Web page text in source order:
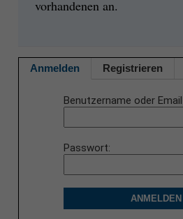
vorhandenen an.
Anmelden Registrieren
Benutzername oder
Passwort
ANMELDEN